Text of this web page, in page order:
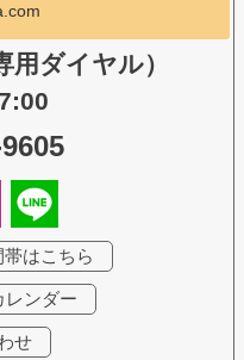
用ダイヤル）
はこちら
レンダー
せ